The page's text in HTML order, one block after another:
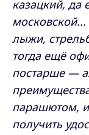
казацкий, да
лыжи,
тогда ещё
постарше —
парашютом, и
получить